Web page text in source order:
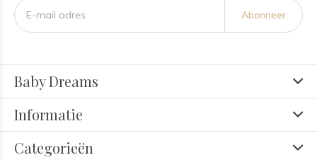
Abonneer
Baby Dreams
Informatie
Categorieën